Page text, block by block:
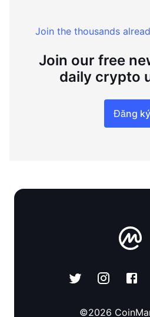
Join the thousands
Join our free
daily crypto
Đăng ký
©2026